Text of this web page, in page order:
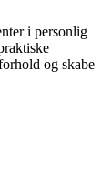
i personlig
og skabe